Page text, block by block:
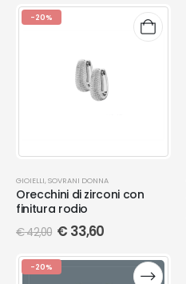
-20%
GIOIELLI, SOVRANI DONNA
Orecchini di zirconi con
finitura rodio
€42,00 € 33,60
-20%